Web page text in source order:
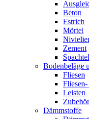
Beton
Estrich
Mörtel
Zement
Bodenbeläge
Fliesen
Leisten
Zubehör
Dämmstoffe